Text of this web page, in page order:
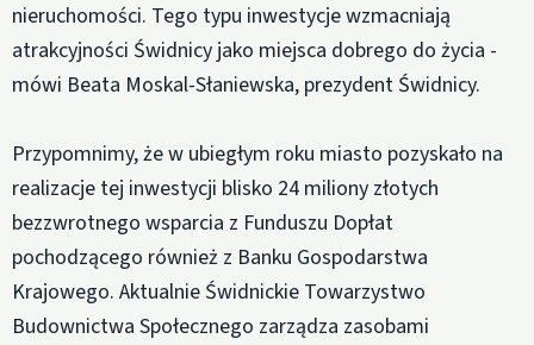
nieruchomości. Tego typu inwestycje wzmacniają
atrakcyjności Świdnicy jako miejsca dobrego do życia -
mówi Beata Moskal-Słaniewska, prezydent Świdnicy.
Przypomnimy, że w ubiegłym roku miasto pozyskało na
realizacje tej inwestycji blisko 24 miliony złotych
bezzwrotnego wsparcia z Funduszu Dopłat
pochodzącego również z Banku Gospodarstwa
Krajowego. Aktualnie Świdnickie Towarzystwo
Budownictwa Społecznego zarządza zasobami